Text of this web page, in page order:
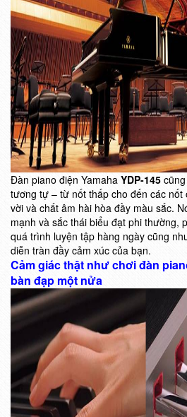
Đàn piano điện Yamaha YDP-145
tương tự – từ nốt thấp cho đến các nốt
vời và chất âm hài hòa đầy màu sắc.
mạnh và sắc thái biểu đạt phi thường,
quá trình luyện tập hàng ngày cũng
diễn tràn đầy cảm xúc của bạn.
Cảm giác thật như chơi đàn
bàn đạp một nửa